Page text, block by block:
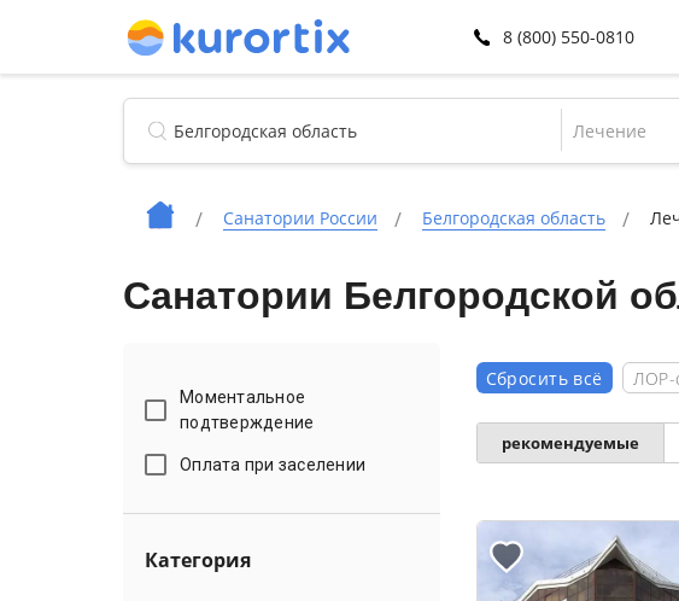
8 (800) 550-0810
Лечение
Санатории России Белгородская область
Санатории Белгородской
Моментальное
подтверждение
Оплата при заселении
Категория
Сбросить всё ЛОР-
рекомендуемые